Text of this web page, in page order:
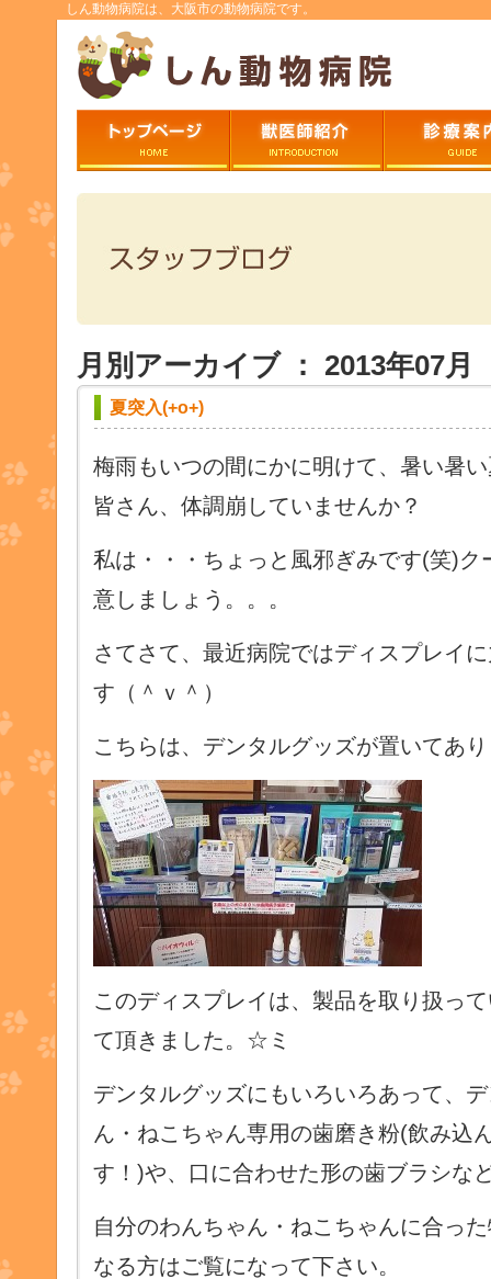
しん動物病院は、大阪市の動物病院です。
月別アーカイブ ： 2013年07月
夏突入(+o+)
梅雨もいつの間にかに明けて、暑い暑
皆さん、体調崩していませんか？
私は・・・ちょっと風邪ぎみです(笑)ク
意しましょう。。。
さてさて、最近病院ではディスプレイ
す（＾ｖ＾）
こちらは、デンタルグッズが置いてあ
このディスプレイは、製品を取り扱っ
て頂きました。☆ミ
デンタルグッズにもいろいろあって、
ん・ねこちゃん専用の歯磨き粉(飲み込
す！)や、口に合わせた形の歯ブラシな
自分のわんちゃん・ねこちゃんに合っ
なる方はご覧になって下さい。